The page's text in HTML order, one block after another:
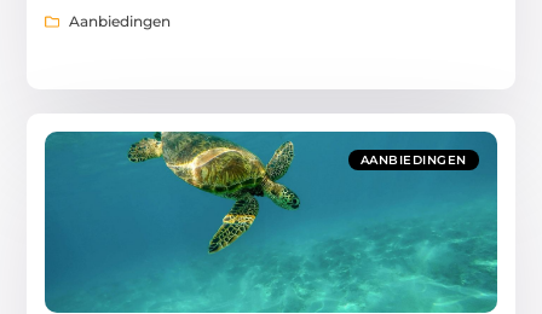
Aanbiedingen
AANBIEDINGEN